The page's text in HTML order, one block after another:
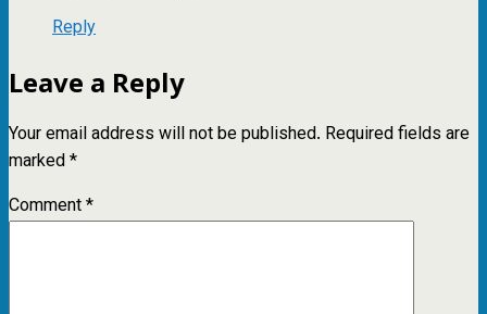
Reply
Leave a Reply
Your email address will not be published. Required fields are
marked*
Comment*